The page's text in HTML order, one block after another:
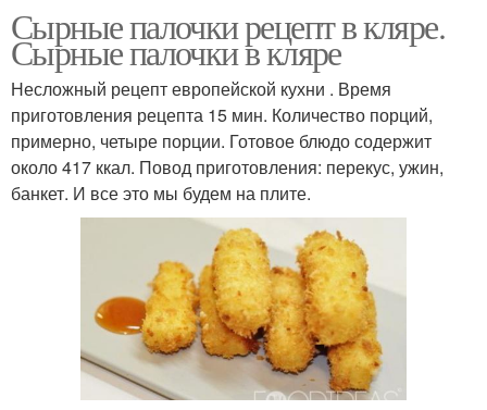
Сырные палочки рецепт в кляре.
Сырные палочки в кляре
Несложный рецепт европейской кухни . Время
приготовления рецепта 15 мин. Количество порций,
примерно, четыре порции. Готовое блюдо содержит
около 417 ккал. Повод приготовления: перекус, ужин,
банкет. И все это мы будем на плите.